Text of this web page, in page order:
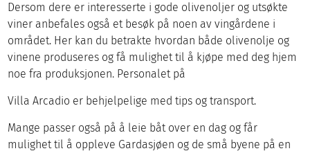
Dersom dere er interesserte i gode olivenoljer og utsøkte
viner anbefales også et besøk på noen av vingårdene i
området. Her kan du betrakte hvordan både olivenolje og
vinene produseres og få mulighet til å kjøpe med deg hjem
noe fra produksjonen. Personalet på
Villa Arcadio er behjelpelige med tips og transport.
Mange passer også på å leie båt over en dag og får
mulighet til å oppleve Gardasjøen og de små byene på en